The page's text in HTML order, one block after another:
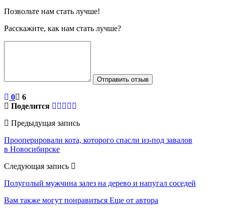
Позвольте нам стать лучше!
Расскажите, как нам стать лучше?
Отправить отзыв
0
6
Поделится
Предыдущая запись
Прооперировали кота, которого спасли из-под завалов
в Новосибирске
Следующая запись
Полуголый мужчина залез на дерево и напугал соседей
Вам также могут понравиться Еще от автора